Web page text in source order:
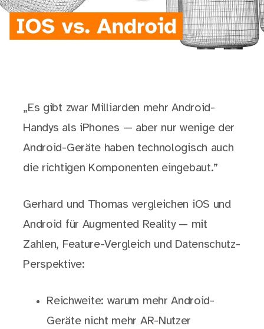
„Es gibt zwar Milliarden mehr Android-
Handys als iPhones — aber nur wenige der
Android-Geräte haben technologisch auch
die richtigen Komponenten eingebaut.”
Gerhard und Thomas vergleichen iOS und
Android für Augmented Reality — mit
Zahlen, Feature-Vergleich und Datenschutz-
Perspektive:
Reichweite: warum mehr Android-
Geräte nicht mehr AR-Nutzer